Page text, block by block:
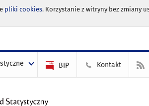
pliki cookies. Korzystanie z witryny bez zmiany
BIP Kontakt